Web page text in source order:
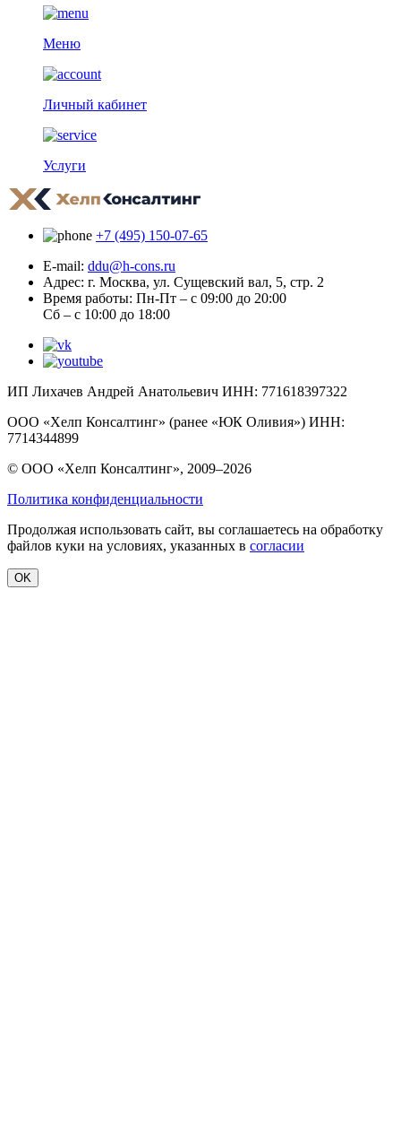
Меню
Личный кабинет
Услуги
+7 (495) 150-07-65
E-mail: ddu@h-cons.ru
Адрес: г. Москва, ул. Сущевский вал, 5, стр. 2
Время работы: Пн-Пт – с 09:00 до 20:00
Сб – с 10:00 до 18:00
ИП Лихачев Андрей Анатольевич ИНН: 771618397322
ООО «Хелп Консалтинг» (ранее «ЮК Оливия») ИНН:
7714344899
© ООО «Хелп Консалтинг», 2009–2026
Политика конфиденциальности
Продолжая использовать сайт, вы соглашаетесь на обработку
файлов куки на условиях, указанных в согласии
OK